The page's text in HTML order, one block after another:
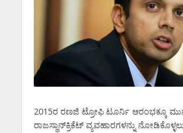
2015ರ ರಣಜಿ ಟ್ರೋಫಿ ಟೂರ್ನಿ ಆರಂಭಕ್ಕೂ
ರಾಜಸ್ಥಾನ್‌ಕ್ರಿಕೆಟ್ ವ್ಯವಹಾರಗಳನ್ನು